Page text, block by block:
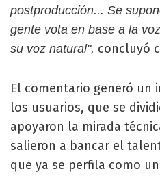
postproducción... Se
gente vota en base a la
su voz natural", concluyó
El comentario generó un
los usuarios, que se
apoyaron la mirada
salieron a bancar el
que ya se perfila como